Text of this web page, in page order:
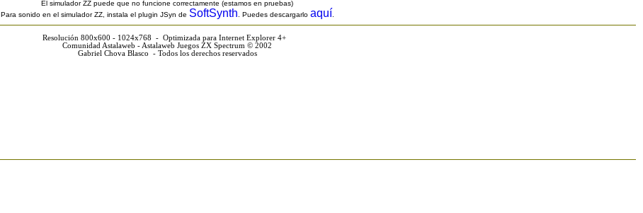
El simulador ZZ puede que no funcione correctamente (estamos en pruebas)
Para sonido en el simulador ZZ, instala el plugin JSyn de SoftSynth . Puedes descargarlo aquí
Resolución 800x600 - 1024x768 - Optimizada para Internet Explorer 4+
Comunidad Astalaweb - Astalaweb Juegos ZX Spectrum © 2002
Gabriel Chova Blasco - Todos los derechos reservados